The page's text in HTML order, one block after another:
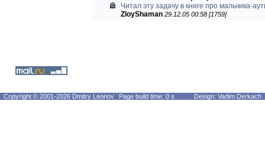
Читал эту задачу в книге про мальчика-
ZloyShaman 29.12.05 00:58 [1759]
Copyright © 2001-2026 Dmitry Leonov Page build time: 0 s Design: Vadim Derkach